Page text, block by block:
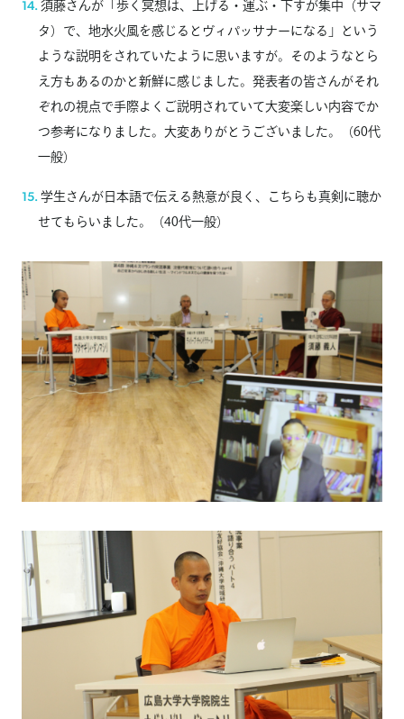
須藤さんが「歩く冥想は、上げる・運ぶ・下すが集中（サマ
タ）で、地水火風を感じるとヴィパッサナーになる」という
ような説明をされていたように思いますが。そのようなとら
え方もあるのかと新鮮に感じました。発表者の皆さんがそれ
ぞれの視点で手際よくご説明されていて大変楽しい内容でか
つ参考になりました。大変ありがとうございました。（60代
一般）
学生さんが日本語で伝える熱意が良く、こちらも真剣に聴か
せてもらいました。（40代一般）